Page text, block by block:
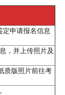
申请报名信息
，并上传照片及
质版照片前往考